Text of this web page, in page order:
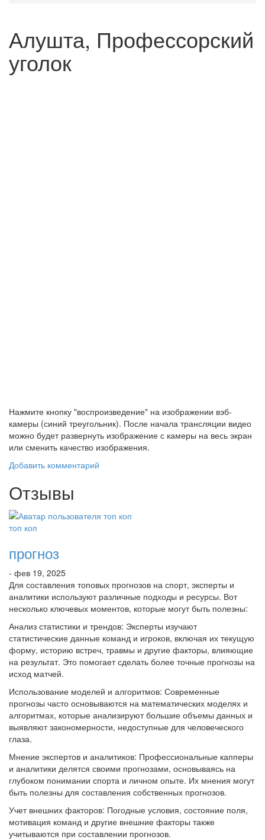
Алушта, Профессорский
уголок
Нажмите кнопку "воспроизведение" на изображении вэб-
камеры (синий треугольник). После начала трансляции видео
можно будет развернуть изображение с камеры на весь экран
или сменить качество изображения.
Добавить комментарий
Отзывы
топ коп
прогноз
- фев 19, 2025
Для составления топовых прогнозов на спорт, эксперты и
аналитики используют различные подходы и ресурсы. Вот
несколько ключевых моментов, которые могут быть полезны:
Анализ статистики и трендов: Эксперты изучают
статистические данные команд и игроков, включая их текущую
форму, историю встреч, травмы и другие факторы, влияющие
на результат. Это помогает сделать более точные прогнозы на
исход матчей.
Использование моделей и алгоритмов: Современные
прогнозы часто основываются на математических моделях и
алгоритмах, которые анализируют большие объемы данных и
выявляют закономерности, недоступные для человеческого
глаза.
Мнение экспертов и аналитиков: Профессиональные капперы
и аналитики делятся своими прогнозами, основываясь на
глубоком понимании спорта и личном опыте. Их мнения могут
быть полезны для составления собственных прогнозов.
Учет внешних факторов: Погодные условия, состояние поля,
мотивация команд и другие внешние факторы также
учитываются при составлении прогнозов.